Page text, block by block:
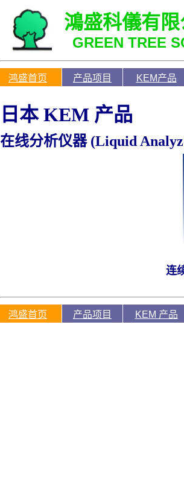
鴻盛科儀有
GREEN TREE
鸿盛首页 产品项目 KEM产品
日本 KEM 产品
在线分析仪器 (Liquid
连
鸿盛首页 产品项目 KEM 产品